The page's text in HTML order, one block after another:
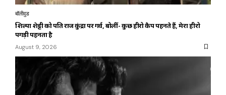
बॉलीवुड
शिल्पा शेट्टी को पति राज कुंद्रा पर गर्व, बोलीं- कुछ हीरो कैप पहनते हैं, मेरा हीरो
पगड़ी पहनता है
August 9, 2026